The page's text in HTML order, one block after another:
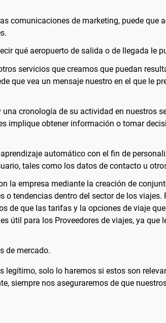
comunicaciones de marketing, puede que
qué aeropuerto de salida o de llegada le
servicios que creamos que puedan
que vea un mensaje nuestro en el que le
cronología de su actividad en nuestros
implique obtener información o tomar
automático con el fin de
tales como los datos de contacto u
la empresa mediante la creación de
tendencias dentro del sector de los
de que las tarifas y la opciones de viaje
útil para los Proveedores de viajes, ya que
de mercado.
solo lo haremos si estos son
siempre nos aseguraremos de que